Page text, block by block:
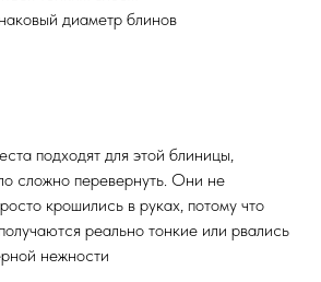
диаметр блинов
подходят для этой блиницы,
сложно перевернуть. Они не
крошились в руках, потому что
реально тонкие или рвались
нежности